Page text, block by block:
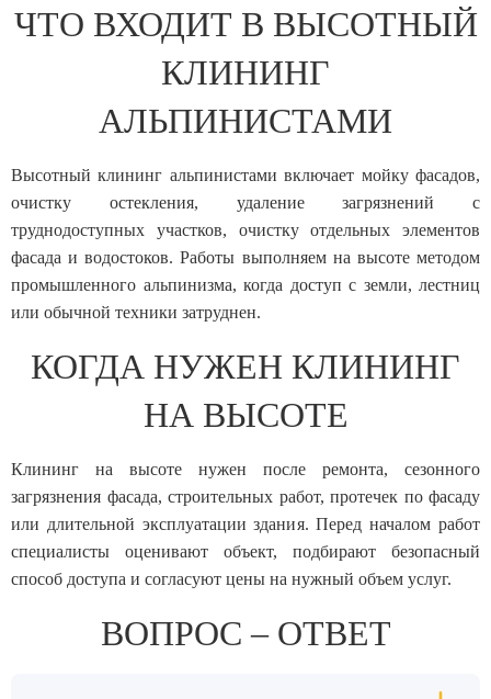
ЧТО ВХОДИТ В ВЫСОТНЫЙ
КЛИНИНГ
АЛЬПИНИСТАМИ
Высотный клининг альпинистами включает мойку фасадов,
очистку остекления, удаление загрязнений с
труднодоступных участков, очистку отдельных элементов
фасада и водостоков. Работы выполняем на высоте методом
промышленного альпинизма, когда доступ с земли, лестниц
или обычной техники затруднен.
КОГДА НУЖЕН КЛИНИНГ
НА ВЫСОТЕ
Клининг на высоте нужен после ремонта, сезонного
загрязнения фасада, строительных работ, протечек по фасаду
или длительной эксплуатации здания. Перед началом работ
специалисты оценивают объект, подбирают безопасный
способ доступа и согласуют цены на нужный объем услуг.
ВОПРОС – ОТВЕТ